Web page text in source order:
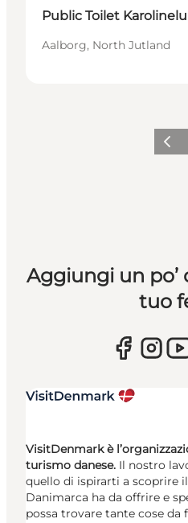
Public Toilet
Aalborg, North Jutland
Aggiungi un po’
tuo
VisitDenmark è
turismo danese. Il nostro
quello di ispirarti a scoprire
Danimarca ha da offrire e
possa trovare tante cose da